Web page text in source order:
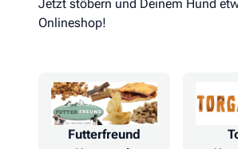
Jetzt stöbern und Deinem Hund
Onlineshop!
Futterfreund